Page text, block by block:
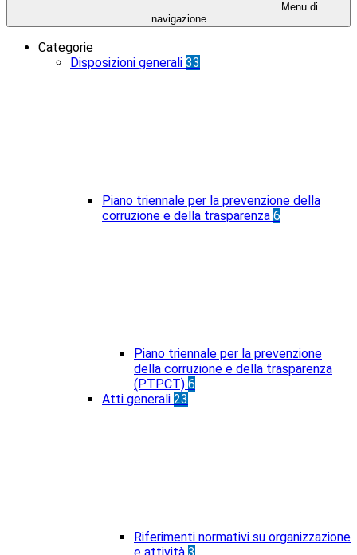
Menu di
navigazione
Categorie
Disposizioni generali 33
Piano triennale per la prevenzione della
corruzione e della trasparenza 6
Piano triennale per la prevenzione
della corruzione e della trasparenza
(PTPCT) 6
Atti generali 23
Riferimenti normativi su organizzazione